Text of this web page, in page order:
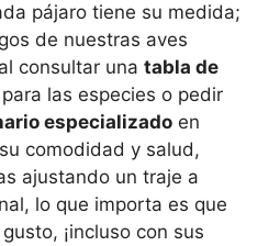
pájaro tiene su medida;
de nuestras aves
consultar una tabla de
las especies o pedir
especializado en
comodidad y salud,
ajustando un traje a
lo que importa es que
¡incluso con sus